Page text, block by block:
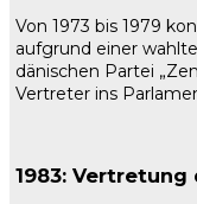
Von 1973 bis 1979
aufgrund einer
dänischen Partei
Vertreter ins
1983: